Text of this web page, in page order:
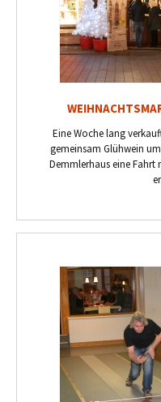
Eine Woche lang
gemeinsam Glühwein
Demmlerhaus eine Fahrt